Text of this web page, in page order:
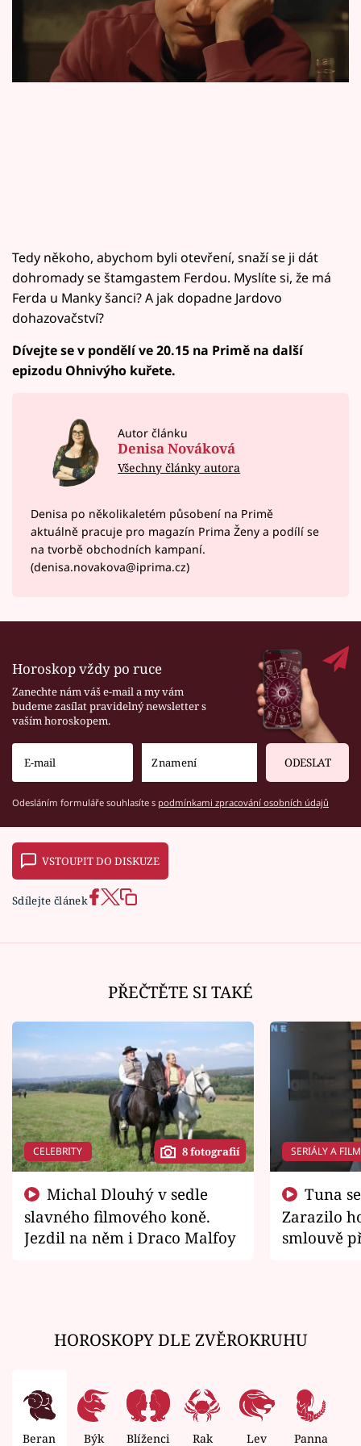
Sledujte prima+
Filmový festival Karlovy Vary
Sledujte nás
Tedy někoho, abychom byli otevření, snaží se ji dát
dohromady se štamgastem Ferdou. Myslíte si, že má
Ferda u Manky šanci? A jak dopadne Jardovo
dohazovačství?
Dívejte se v pondělí ve 20.15 na Primě na další
epizodu Ohnivýho kuřete.
Autor článku
Denisa Nováková
Všechny články autora
Denisa po několikaletém působení na Primě
aktuálně pracuje pro magazín Prima Ženy a podílí se
na tvorbě obchodních kampaní.
(denisa.novakova@iprima.cz)
Horoskop vždy po ruce
Zanechte nám váš e-mail a my vám
budeme zasílat pravidelný newsletter s
vaším horoskopem.
ODESLAT
Odesláním formuláře souhlasíte s podmínkami zpracování osobních údajů
VSTOUPIT DO DISKUZE
Sdílejte článek
PŘEČTĚTE SI TAKÉ
CELEBRITY 8 fotografií
slavného filmového koně.
Jezdil na něm i Draco Malfoy
SERIÁLY A
Zarazilo
smlouvě
HOROSKOPY DLE ZVĚROKRUHU
Beran Býk Blíženci Rak Lev Panna